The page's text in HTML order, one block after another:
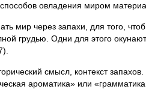
овладения миром
мир через запахи, для того,
грудью. Одни для этого
смысл, контекст
ароматика» или